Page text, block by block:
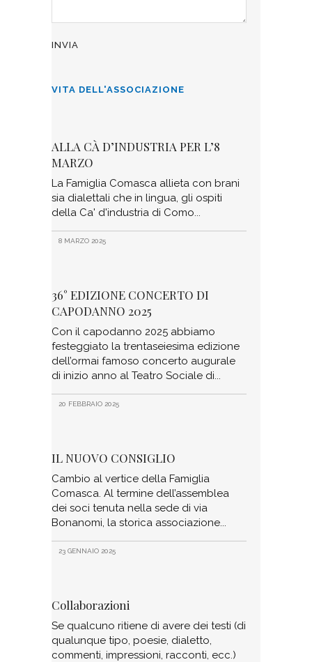
VITA DELL'ASSOCIAZIONE
ALLA CÀ D’INDUSTRIA PER L’8
MARZO
La Famiglia Comasca allieta con brani
sia dialettali che in lingua, gli ospiti
della Ca' d'industria di Como
8 MARZO 2025
36° EDIZIONE CONCERTO DI
CAPODANNO 2025
Con il capodanno 2025 abbiamo
festeggiato la trentaseiesima edizione
dell’ormai famoso concerto augurale
di inizio anno al Teatro Sociale di
20 FEBBRAIO 2025
IL NUOVO CONSIGLIO
Cambio al vertice della Famiglia
Comasca. Al termine dell’assemblea
dei soci tenuta nella sede di via
Bonanomi, la storica associazione
23 GENNAIO 2025
Collaborazioni
Se qualcuno ritiene di avere dei testi (di
qualunque tipo, poesie, dialetto,
commenti, impressioni, racconti, ecc.)